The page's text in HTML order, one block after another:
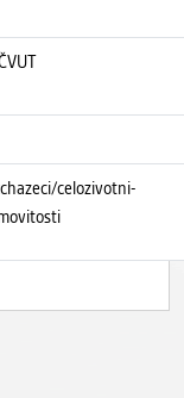
celozivotni-